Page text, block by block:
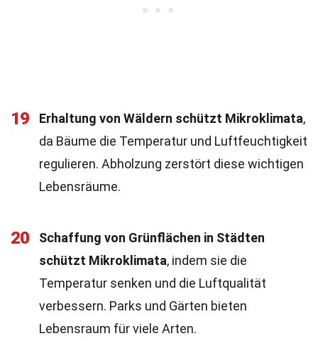
19 Erhaltung von Wäldern schützt Mikroklimata,
da Bäume die Temperatur und Luftfeuchtigkeit
regulieren. Abholzung zerstört diese wichtigen
Lebensräume.
20
Schaffung von Grünflächen in Städten
schützt Mikroklimata, indem sie die
Temperatur senken und die Luftqualität
verbessern. Parks und Gärten bieten
Lebensraum für viele Arten.